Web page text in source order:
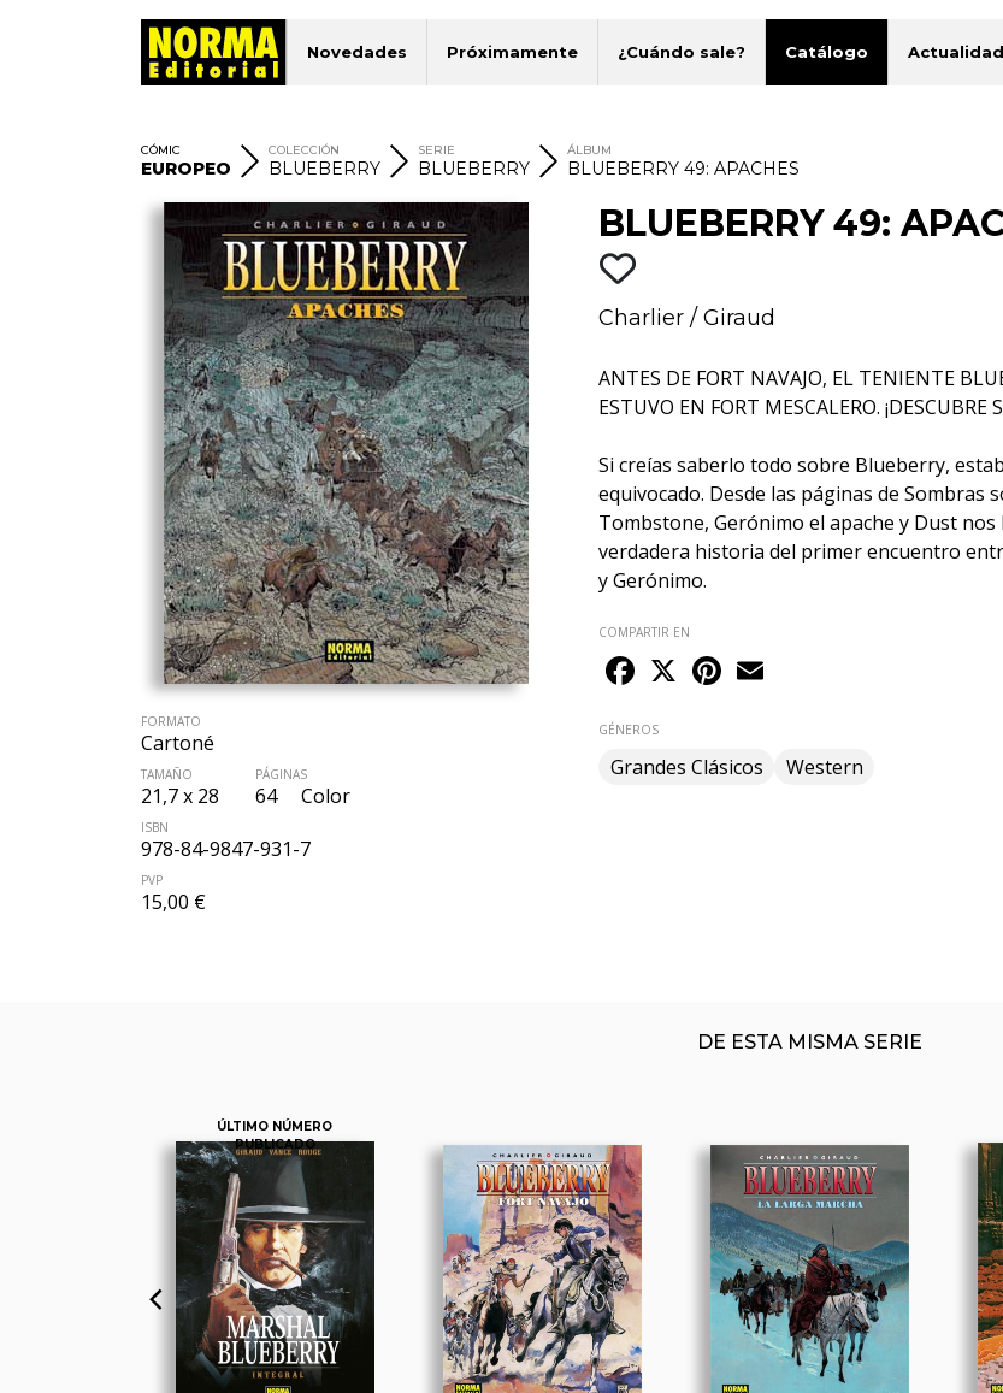
Novedades Próximamente ¿Cuándo sale? Catálogo Actualidad
CÓMIC
EUROPEO
COLECCIÓN
BLUEBERRY
SERIE
BLUEBERRY
ÁLBUM
BLUEBERRY 49: APACHES
FORMATO
Cartoné
TAMAÑO
21,7 x 28
PÁGINAS
64 Color
ISBN
978-84-9847-931-7
PVP
15,00 €
BLUEBERRY 49:
Charlier/ Giraud
ANTES DE FORT NAVAJO, EL TENIENTE
ESTUVO EN FORT MESCALERO. ¡DESCUBRE
Si creías saberlo todo sobre Blueberry,
equivocado. Desde las páginas de Sombras
Tombstone, Gerónimo el apache y Dust nos
verdadera historia del primer encuentro
y Gerónimo.
COMPARTIR EN
Facebook
X Pinterest
GÉNEROS
Grandes Clásicos Western
DE ESTA MISMA SERIE
ÚLTIMO NÚMERO
PUBLICADO